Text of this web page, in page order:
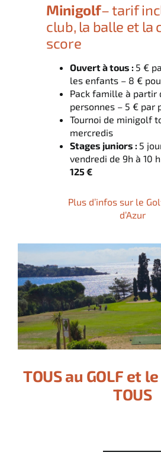
Minigolf– tarif
club, la balle et la
score
Ouvert à tous : 5 €
les enfants – 8 €
Pack famille à partir
personnes – 5 € par
Tournoi de minigolf
mercredis
Stages juniors : 5
vendredi de 9h à 10
125 €
Plus d’infos sur le
d’Azur
TOUS au GOLF et le
TOUS